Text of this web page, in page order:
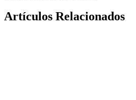
Artículos Relacionados